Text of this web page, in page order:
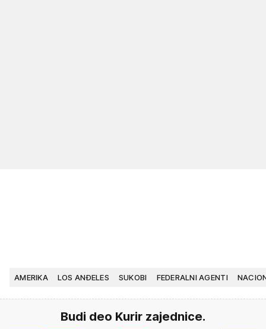
AMERIKA LOS ANĐELES SUKOBI FEDERALNI AGENTI
Budi deo Kurir zajednice.